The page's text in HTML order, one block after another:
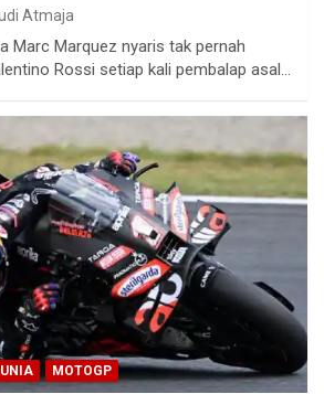
Atmaja
Marc Marquez nyaris tak pernah
Rossi setiap kali pembalap asal…
MOTOGP